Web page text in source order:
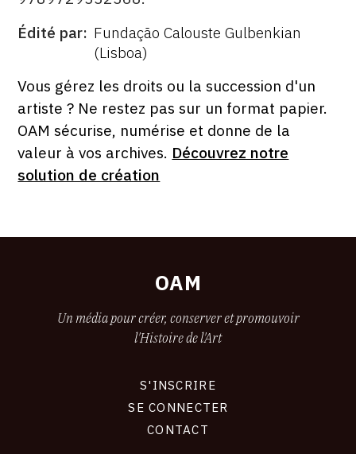
ÉDITÉ
Édité par Fundação Calouste Gulbenkian
(Lisboa)
FORMAT
ÉTAT
Vous gérez les droits ou la succession d'un
artiste ? Ne restez pas sur un format papier.
OAM sécurise, numérise et donne de la
valeur à vos archives. Découvrez notre
solution de création
OAM
Un média pour créer, conserver et promouvoir
l'Histoire de l'Art
S'INSCRIRE
SE CONNECTER
CONTACT